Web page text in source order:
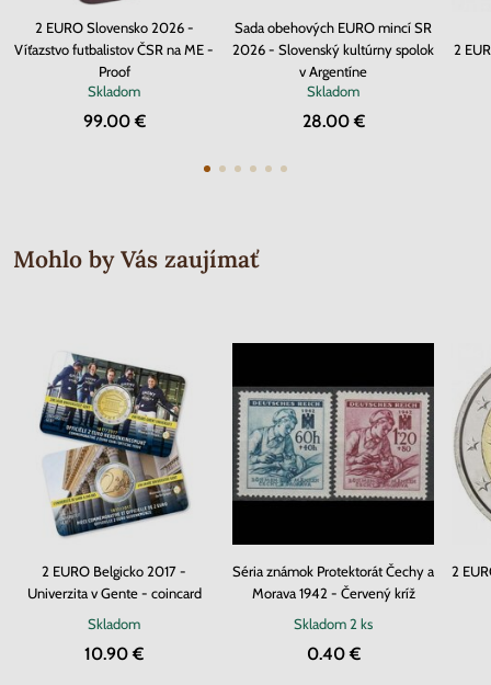
2 EURO Slovensko 2026 -
Víťazstvo futbalistov ČSR na ME -
Proof
Skladom
99.00 €
Sada obehových EURO mincí SR
2026 - Slovenský kultúrny spolok
v Argentíne
Skladom
28.00 €
2
Mohlo by Vás zaujímať
2 EURO Belgicko 2017 -
Univerzita v Gente - coincard
Skladom
10.90 €
Séria známok Protektorát Čechy a
Morava 1942 - Červený kríž
Skladom2 ks
0.40 €
2